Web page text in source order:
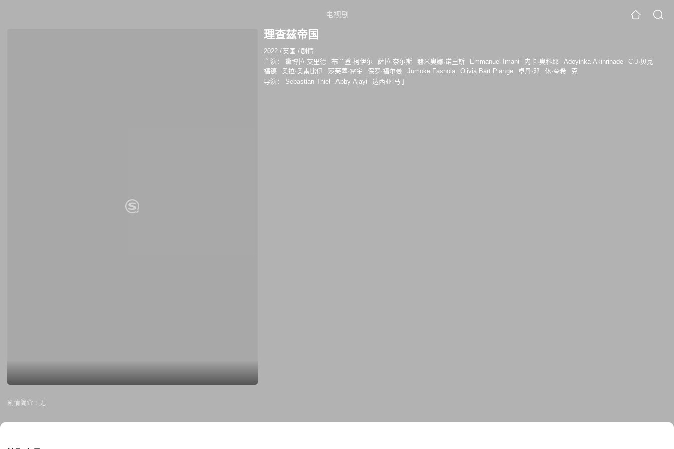
电视剧
理查兹帝国
2022 / 英国 /剧情
主演：
黛博拉·艾里德 布兰登·柯伊尔 萨拉·奈尔斯 赫米奥娜·诺里斯 Emmanuel Imani 内卡·奥科耶 Adeyinka Akinrinade
C·J·贝克
福德
奥拉·奥雷比伊 莎芙蓉·霍金 保罗·福尔曼 Jumoke Fashola Olivia Bart Plange 卓丹·邓 休·夸希
克
导演：
Sebastian Thiel Abby Ajayi 达西亚·马丁
剧情简介 : 无